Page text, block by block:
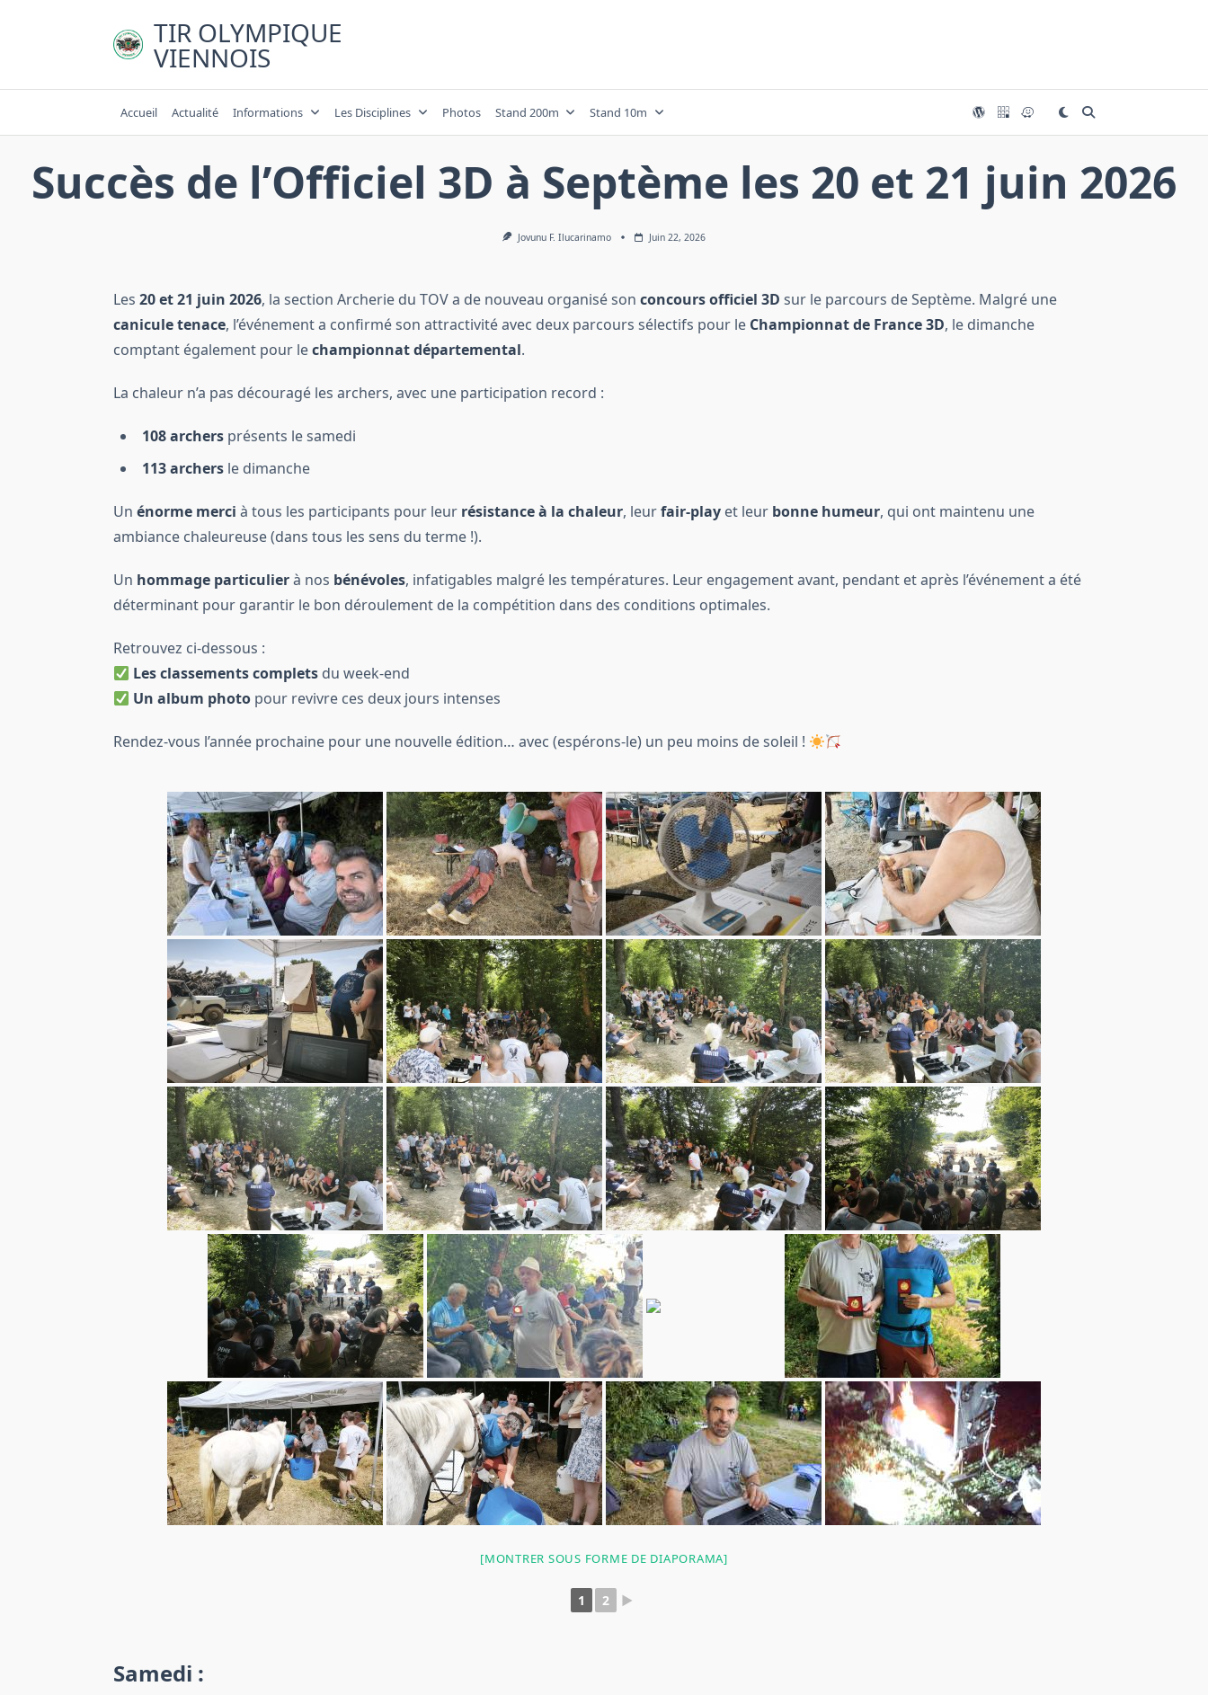
TIR OLYMPIQUE
VIENNOIS
Accueil Actualité Informations Les Disciplines Photos Stand 200m Stand 10m
Succès de l’Officiel 3D à Septème les 20 et 21 juin 2026
Jovunu F. Ilucarinamo Juin 22, 2026
Les 20 et 21 juin 2026, la section Archerie du TOV a de nouveau organisé son concours officiel 3D sur le parcours de Septème. Malgré une
canicule tenace, l’événement a confirmé son attractivité avec deux parcours sélectifs pour le Championnat de France 3D, le dimanche
comptant également pour lechampionnat départemental.
La chaleur n’a pas découragé les archers, avec une participation record :
108 archers présents le samedi
113 archers le dimanche
Un énorme merci à tous les participants pour leur résistance à la chaleur, leurfair-play et leur bonne humeur, qui ont maintenu une
ambiance chaleureuse (dans tous les sens du terme !).
Un hommage particulierà nos bénévoles, infatigables malgré les températures. Leur engagement avant, pendant et après l’événement a été
déterminant pour garantir le bon déroulement de la compétition dans des conditions optimales.
Retrouvez ci-dessous :
Les classements complets du week-end
Un album photo pour revivre ces deux jours intenses
Rendez-vous l’année prochaine pour une nouvelle édition… avec (espérons-le) un peu moins de soleil !
[MONTRER SOUS FORME DE DIAPORAMA]
1 2 ►
Samedi :